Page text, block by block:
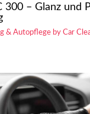
300 – Glanz und
& Autopflege by Car